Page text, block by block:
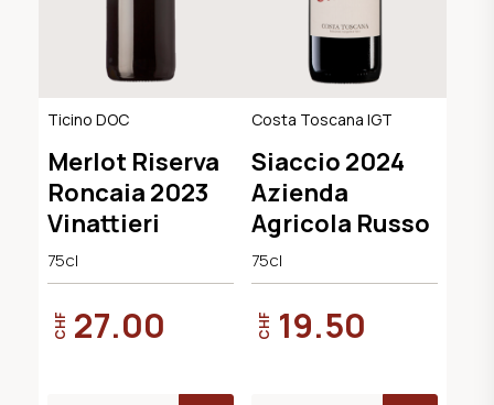
Ticino DOC
Merlot Riserva
Roncaia 2023
Vinattieri
75cl
CHF 27.00
Costa Toscana IGT
Siaccio 2024
Azienda
Agricola Russo
75cl
CHF 19.50